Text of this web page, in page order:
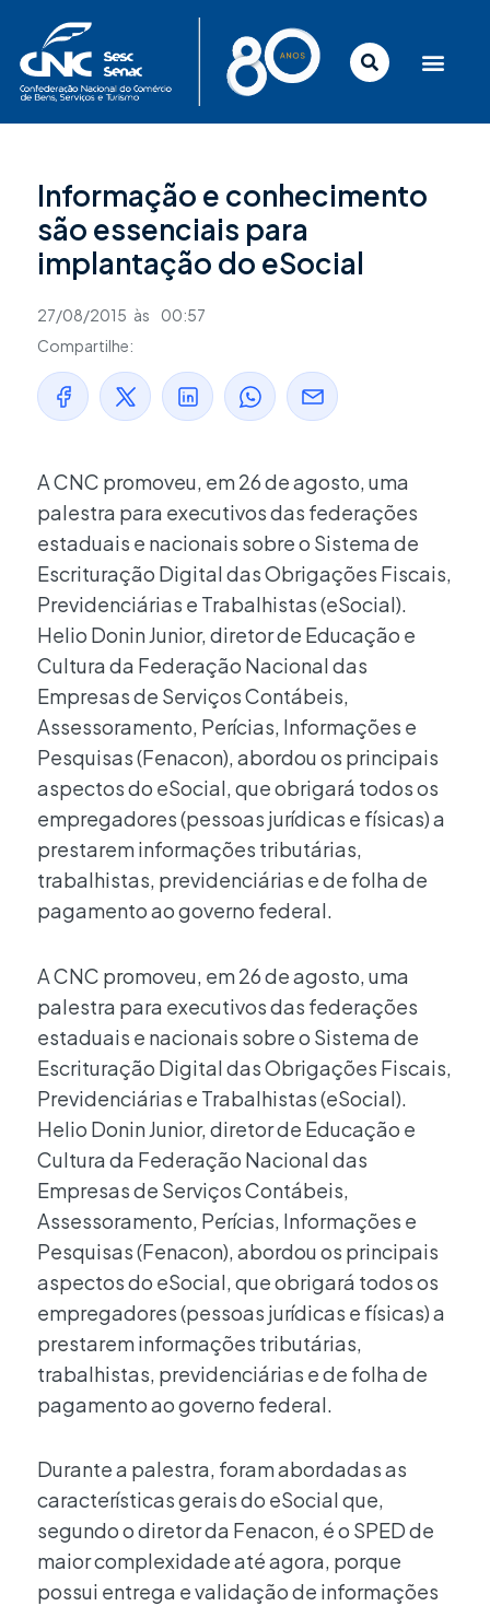
conteúdo
Informação e conhecimento
são essenciais para
implantação do eSocial
27/08/2015 às
00:57
Compartilhe:
A CNC promoveu, em 26 de agosto, uma
palestra para executivos das federações
estaduais e nacionais sobre o Sistema de
Escrituração Digital das Obrigações Fiscais,
Previdenciárias e Trabalhistas (eSocial).
Helio Donin Junior, diretor de Educação e
Cultura da Federação Nacional das
Empresas de Serviços Contábeis,
Assessoramento, Perícias, Informações e
Pesquisas (Fenacon), abordou os principais
aspectos do eSocial, que obrigará todos os
empregadores (pessoas jurídicas e físicas) a
prestarem informações tributárias,
trabalhistas, previdenciárias e de folha de
pagamento ao governo federal.
A CNC promoveu, em 26 de agosto, uma
palestra para executivos das federações
estaduais e nacionais sobre o Sistema de
Escrituração Digital das Obrigações Fiscais,
Previdenciárias e Trabalhistas (eSocial).
Helio Donin Junior, diretor de Educação e
Cultura da Federação Nacional das
Empresas de Serviços Contábeis,
Assessoramento, Perícias, Informações e
Pesquisas (Fenacon), abordou os principais
aspectos do eSocial, que obrigará todos os
empregadores (pessoas jurídicas e físicas) a
prestarem informações tributárias,
trabalhistas, previdenciárias e de folha de
pagamento ao governo federal.
Durante a palestra, foram abordadas as
características gerais do eSocial que,
segundo o diretor da Fenacon, é o SPED de
maior complexidade até agora, porque
possui entrega e validação de informações